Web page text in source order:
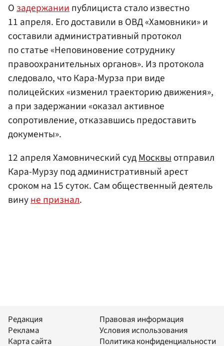
Озадержаниипублициста стало известно
11 апреля. Его доставили в ОВД «Хамовники» и
составили административный протокол
по статье «Неповиновение сотруднику
правоохранительных органов». Из протокола
следовало, что Кара-Мурза при виде
полицейских «изменил траекторию движения»,
а при задержании «оказал активное
сопротивление, отказавшись предоставить
документы».
12 апреля Хамовнический судМосквыотправил
Кара-Мурзу под административный арест
сроком на 15 суток. Сам общественный деятель
винуне признал.
Редакция
Реклама
Карта сайта
Правовая информация
Условия использования
Политика конфиденциальности